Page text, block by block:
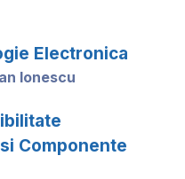
Electronica
Ionescu
Componente